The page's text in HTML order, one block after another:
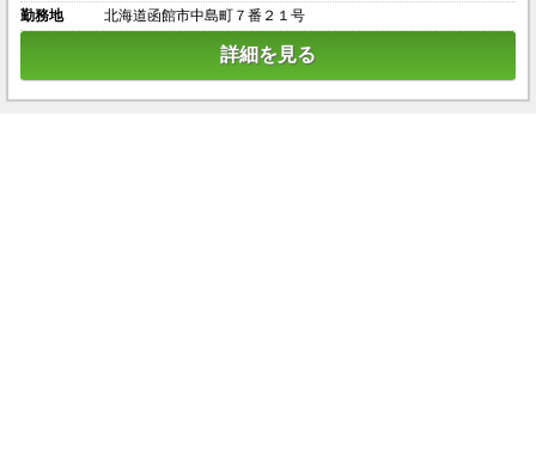
勤務地
北海道函館市中島町７番２１号
詳細を見る